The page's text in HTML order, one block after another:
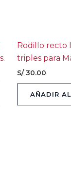
Rodillo recto
triples para
S/30.00
AÑADIR